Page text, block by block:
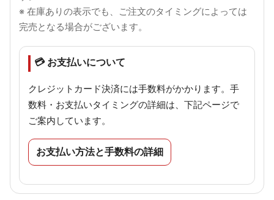
※ 在庫ありの表示でも、ご注文のタイミングによっては
完売となる場合がございます。
💳 お支払いについて
クレジットカード決済には手数料がかかります。手
数料・お支払いタイミングの詳細は、下記ページで
ご案内しています。
お支払い方法と手数料の詳細